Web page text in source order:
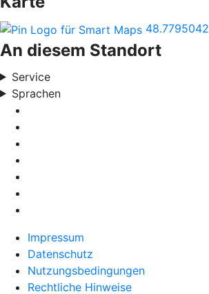
48.7795042
An diesem Standort
Service
Sprachen
Impressum
Datenschutz
Nutzungsbedingungen
Rechtliche Hinweise